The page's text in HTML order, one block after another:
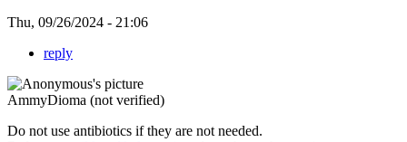
Thu, 09/26/2024 - 21:06
reply
AmmyDioma (not verified)
Do not use antibiotics if they are not needed.